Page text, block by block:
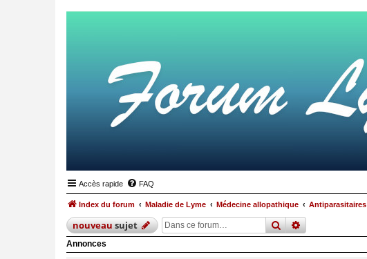
Accès rapide FAQ
Index du forum Maladie de Lyme Médecine allopathique Antiparasitaires
nouveausujet rechercher
recherche
Annonces